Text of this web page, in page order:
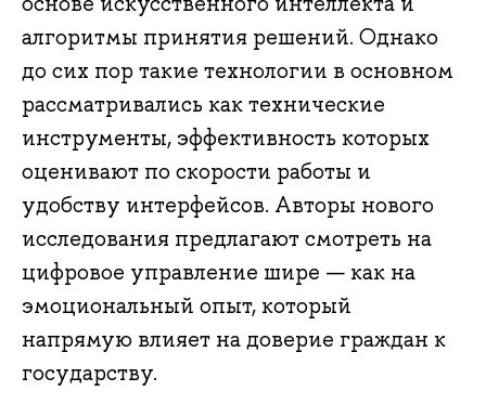
алгоритмы принятия решений. Однако
до сих пор такие технологии в основном
рассматривались как технические
инструменты, эффективность которых
оценивают по скорости работы и
удобству интерфейсов. Авторы нового
исследования предлагают смотреть на
цифровое управление шире — как на
эмоциональный опыт, который
напрямую влияет на доверие граждан к
государству.